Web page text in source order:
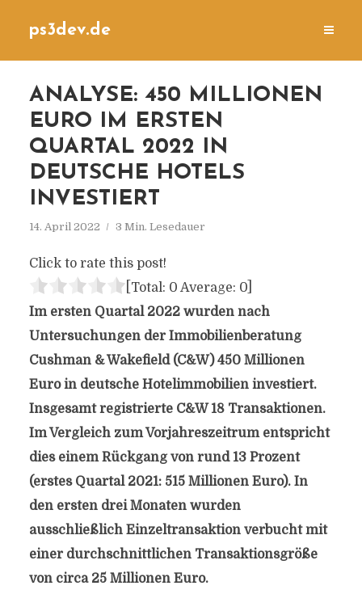
ps3dev.de
ANALYSE: 450 MILLIONEN
EURO IM ERSTEN
QUARTAL 2022 IN
DEUTSCHE HOTELS
INVESTIERT
14. April 2022 3 Min. Lesedauer
Click to rate this post!
[Total: 0 Average: 0]
Im ersten Quartal 2022 wurden nach
Untersuchungen der Immobilienberatung
Cushman & Wakefield (C&W) 450 Millionen
Euro in deutsche Hotelimmobilien investiert.
Insgesamt registrierte C&W 18 Transaktionen.
Im Vergleich zum Vorjahreszeitrum entspricht
dies einem Rückgang von rund 13 Prozent
(erstes Quartal 2021: 515 Millionen Euro). In
den ersten drei Monaten wurden
ausschließlich Einzeltransaktion verbucht mit
einer durchschnittlichen Transaktionsgröße
von circa 25 Millionen Euro.